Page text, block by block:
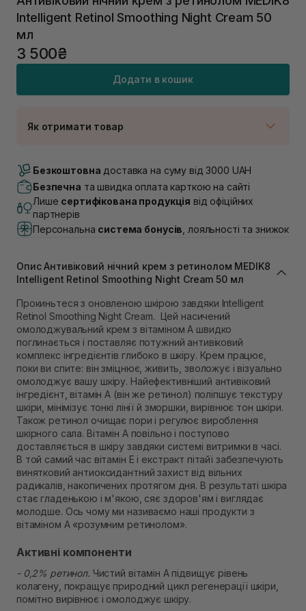
Intelligent Retinol Smoothing Night Cream 50
мл
3 500₴
Додати в кошик
Як отримати товар
В наявності
Самовивіз м. Луцьк, вул. Винниченка 4
В наявності
Самовивіз м. Львів, вул. Академіка Підстригача, 1В
(Duck’s Lake)
Немає в наявності!
В наявності
Самовивіз м. Львів, вул. Степана Бандери 45
Самовивіз м. Рівне, вул. 16-го Липня, 15
В наявності
Самовивіз м. Рівне, вул. Кулика і Гудачека 23 (ТЦ
Екватор)
Немає в наявності!
Безкоштовна доставка на суму від 3000 UAH
Безпечна та швидка оплата карткою на сайті
Лише сертифікована продукція від офіційних
партнерів
Персональна система бонусів , лояльності та знижок
Опис Антивіковий нічний крем з ретинолом MEDIK8
Intelligent Retinol Smoothing Night Cream 50 мл
Прокиньтеся з оновленою шкірою завдяки Intelligent
Retinol Smoothing Night Cream. Цей насичений
омолоджувальний крем з вітаміном А швидко
поглинається і поставляє потужний антивіковий
комплекс інгредієнтів глибоко в шкіру. Крем працює,
поки ви спите: він зміцнює, живить, зволожує і візуально
омолоджує вашу шкіру. Найефективніший антивіковий
інгредієнт, вітамін А (він же ретинол) поліпшує текстуру
шкіри, мінімізує тонкі лінії й зморшки, вирівнює тон шкіри.
Також ретинол очищає пори і регулює вироблення
шкірного сала. Вітамін А повільно і поступово
доставляється в шкіру завдяки системі витримки в часі.
В той самий час вітамін Е і екстракт пітайї забезпечують
винятковий антиоксидантний захист від вільних
радикалів, накопичених протягом дня. В результаті шкіра
стає гладенькою і м'якою, сяє здоров'ям і виглядає
молодше. Ось чому ми називаємо наші продукти з
вітаміном А «розумним ретинолом».
Активні компоненти
- 0,2% ретинол. Чистий вітамін А підвищує рівень
колагену, покращує природний цикл регенерації шкіри,
помітно вирівнює і омолоджує шкіру.